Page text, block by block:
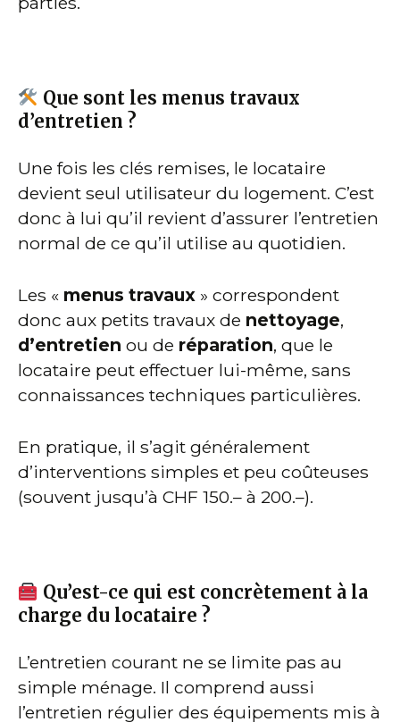
Que sont les menus travaux
d’entretien ?
Une fois les clés remises, le locataire
devient seul utilisateur du logement. C’est
donc à lui qu’il revient d’assurer l’entretien
normal de ce qu’il utilise au quotidien.
Les « menus travaux » correspondent
donc aux petits travaux de nettoyage,
d’entretien ou de réparation, que le
locataire peut effectuer lui-même, sans
connaissances techniques particulières.
En pratique, il s’agit généralement
d’interventions simples et peu coûteuses
(souvent jusqu’à CHF 150.– à 200.–).
Qu’est-ce qui est concrètement à la
charge du locataire ?
L’entretien courant ne se limite pas au
simple ménage. Il comprend aussi
l’entretien régulier des équipements mis à